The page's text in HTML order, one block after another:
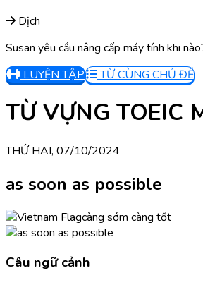
Dịch
Susan yêu cầu nâng cấp máy tính khi
LUYỆN TẬP
TỪ CÙNG CHỦ ĐỀ
TỪ VỰNG TOEIC
THỨ HAI, 07/10/2024
as soon as possible
càng sớm càng tốt
Câu ngữ cảnh